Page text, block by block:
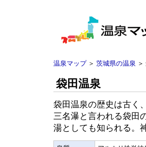
温泉マップ＞ 茨城県の温泉
袋田温泉
袋田温泉の歴史は古く
三名瀑と言われる袋田
湯としても知られる。